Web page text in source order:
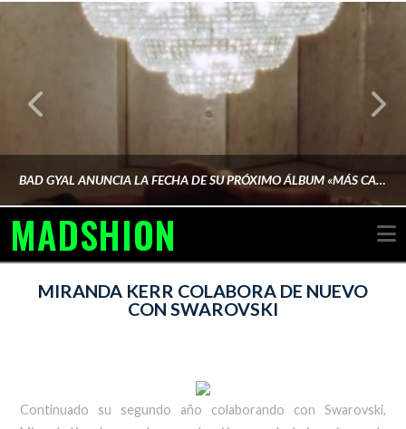
BAD GYAL ANUNCIA LA FECHA DE SU PRÓXIMO ÁLBUM «MÁS CARA»
MADSHION
MIRANDA KERR COLABORA DE NUEVO
CON SWAROVSKI
Continuado su segundo año colaborando con Swarovski,